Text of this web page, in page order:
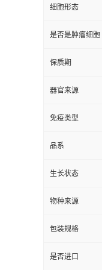
细胞形态
是否是肿瘤细胞
保质期
器官来源
免疫类型
品系
生长状态
物种来源
包装规格
是否进口